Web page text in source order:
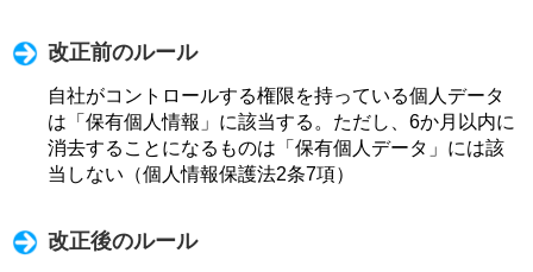
改正前のルール
自社がコントロールする権限を持っている個人データ
は「保有個人情報」に該当する。ただし、6か月以内に
消去することになるものは「保有個人データ」には該
当しない（個人情報保護法2条7項）
改正後のルール